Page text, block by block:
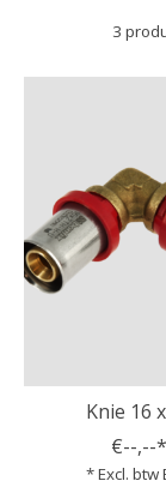
3
Knie 16
€--,--*
* Excl. btw